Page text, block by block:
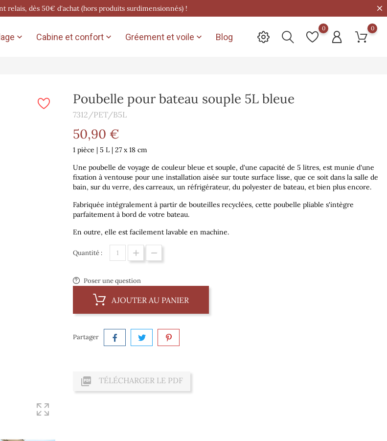
relais, dès 50€ d'achat (hors produits surdimensionnés) !
 Cabine et confort  Gréement et voile  Blog
0 0
Poubelle pour bateau souple 5L bleue
7312/PET/B5L
50,90 €
1 pièce | 5 L | 27 x 18 cm
Une poubelle de voyage de couleur bleue et souple, d'une capacité de 5 litres, est munie d'une
fixation à ventouse pour une installation aisée sur toute surface lisse, que ce soit dans la salle de
bain, sur du verre, des carreaux, un réfrigérateur, du polyester de bateau, et bien plus encore.
Fabriquée intégralement à partir de bouteilles recyclées, cette poubelle pliable s'intègre
parfaitement à bord de votre bateau.
En outre, elle est facilement lavable en machine.
Quantité :
Poser une question
AJOUTER AU PANIER
Partager
 TÉLÉCHARGER LE PDF